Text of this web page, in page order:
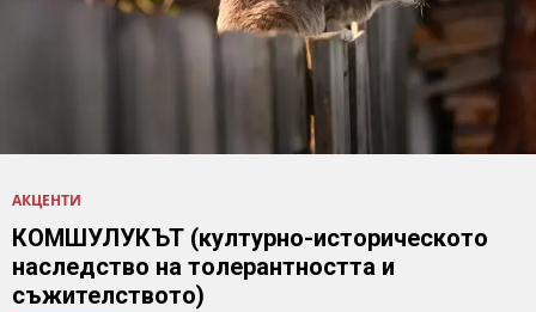
АКЦЕНТИ
КОМШУЛУКЪТ (културно-историческото
наследство на толерантността и
съжителството)